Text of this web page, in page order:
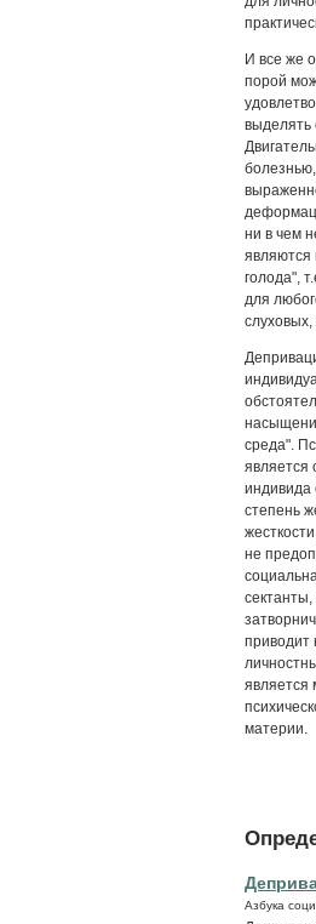
И все же
порой
выделять
ни в чем
являются
голода",
для
среда".
является
индивида
степень
не
приводит
является
материи.
Азбука